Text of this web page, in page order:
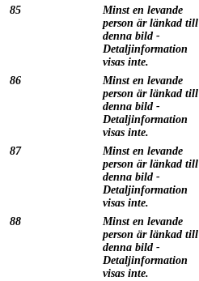
85
Minst en levande
person är länkad till
denna bild -
Detaljinformation
visas inte.
86
Minst en levande
person är länkad till
denna bild -
Detaljinformation
visas inte.
87
Minst en levande
person är länkad till
denna bild -
Detaljinformation
visas inte.
88
Minst en levande
person är länkad till
denna bild -
Detaljinformation
visas inte.